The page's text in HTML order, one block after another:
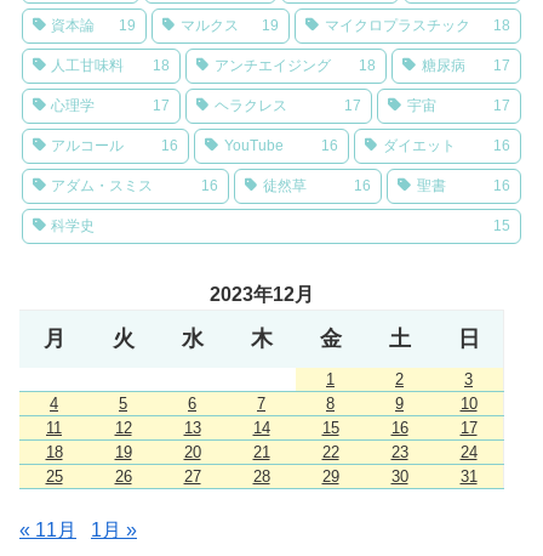
資本論 19 マルクス 19 マイクロプラスチック 18
人工甘味料 18 アンチエイジング 18 糖尿病 17
心理学 17 ヘラクレス 17 宇宙 17
アルコール 16 YouTube 16 ダイエット 16
アダム・スミス 16 徒然草 16 聖書 16
科学史 15
2023年12月
月 火 水 木 金 土 日
1 2
3
4
5 6 7 8 9
10
11
12 13 14 15 16
17
18
19 20 21 22 23
24
25
26 27 28 29 30 31
« 11月 1月 »